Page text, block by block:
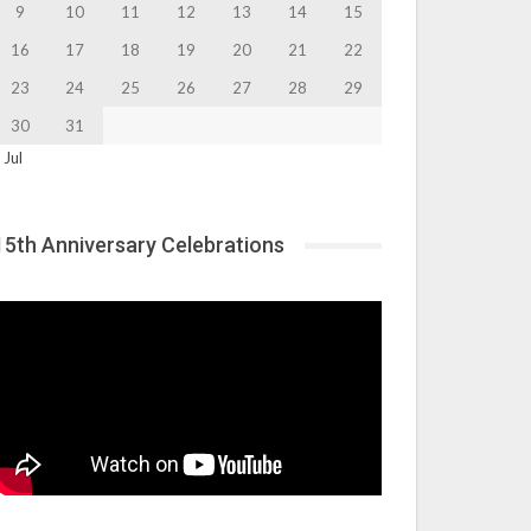
9 10 11 12 13 14
15
16
17 18 19 20 21
22
23
24 25 26 27 28
29
30
31
Jul
Anniversary Celebrations